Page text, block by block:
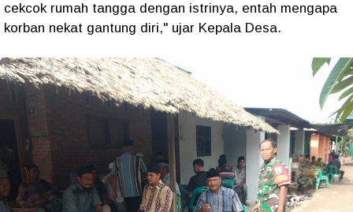
cekcok rumah tangga dengan istrinya, entah mengapa
korban nekat gantung diri," ujar Kepala Desa.